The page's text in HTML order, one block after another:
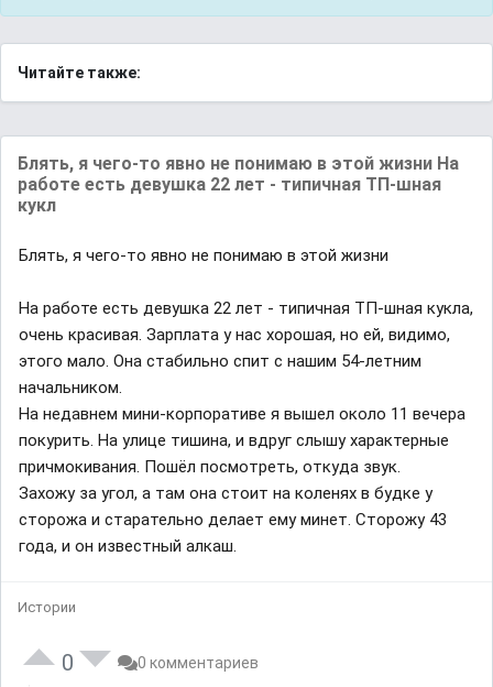
Читайте также:
Блять, я чего-то явно не понимаю в этой жизни На
работе есть девушка 22 лет - типичная ТП-шная
кукл
Блять, я чего-то явно не понимаю в этой жизни
На работе есть девушка 22 лет - типичная ТП-шная кукла,
очень красивая. Зарплата у нас хорошая, но ей, видимо,
этого мало. Она стабильно спит с нашим 54-летним
начальником.
На недавнем мини-корпоративе я вышел около 11 вечера
покурить. На улице тишина, и вдруг слышу характерные
причмокивания. Пошёл посмотреть, откуда звук.
Захожу за угол, а там она стоит на коленях в будке у
сторожа и старательно делает ему минет. Сторожу 43
года, и он известный алкаш.
Истории
0 0 комментариев